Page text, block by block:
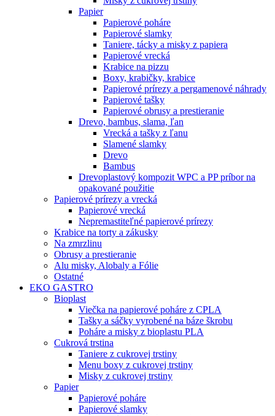
Papier
Papierové poháre
Papierové slamky
Taniere, tácky a misky z papiera
Papierové vrecká
Krabice na pizzu
Boxy, krabičky, krabice
Papierové prírezy a pergamenové náhrady
Papierové tašky
Papierové obrusy a prestieranie
Drevo, bambus, slama, ľan
Vrecká a tašky z ľanu
Slamené slamky
Drevo
Bambus
Drevoplastový kompozit WPC a PP príbor na
opakované použitie
Papierové prírezy a vrecká
Papierové vrecká
Nepremastiteľné papierové prírezy
Krabice na torty a zákusky
Na zmrzlinu
Obrusy a prestieranie
Alu misky, Alobaly a Fólie
Ostatné
EKO GASTRO
Bioplast
Viečka na papierové poháre z CPLA
Tašky a sáčky vyrobené na báze škrobu
Poháre a misky z bioplastu PLA
Cukrová trstina
Taniere z cukrovej trstiny
Menu boxy z cukrovej trstiny
Misky z cukrovej trstiny
Papier
Papierové poháre
Papierové slamky